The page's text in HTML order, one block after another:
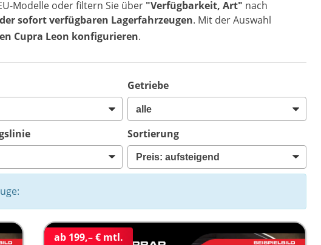
Modelle oder filtern Sie über "Verfügbarkeit, Art" nach
sofort verfügbaren Lagerfahrzeugen. Mit der Auswahl
Cupra Leon konfigurieren.
Getriebe
Sortierung
ab 199,– € mtl.